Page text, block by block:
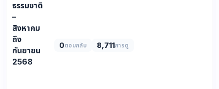
ธรรมชาติ
–
สิงหาคม
ถึง
กันยายน
2568
0ตอบกลับ 8,711การดู